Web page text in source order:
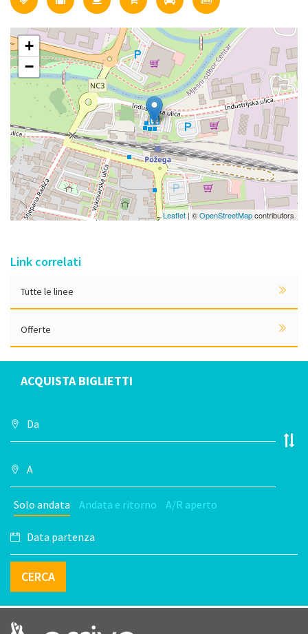
+
−
Leaflet | ©OpenStreetMapcontributors
Link correlati
Tutte le linee
Offerte
ACQUISTA BIGLIETTI
Solo andata Andata e ritorno A/R aperto
CERCA